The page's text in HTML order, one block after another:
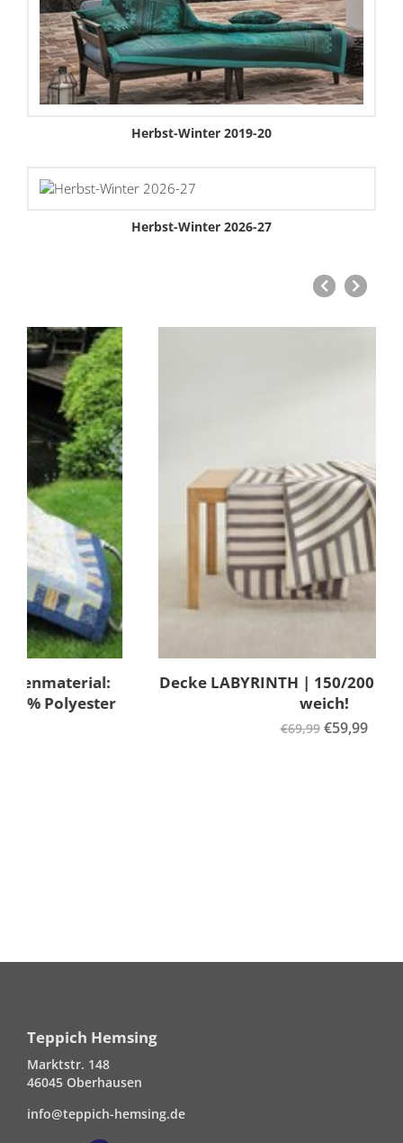
Herbst-Winter 2019-20
Herbst-Winter 2026-27
Decke LABYRINTH | 150/200 cm | kuschelig
Teppich Hemsing
Marktstr. 148
46045 Oberhausen
info@teppich-hemsing.de